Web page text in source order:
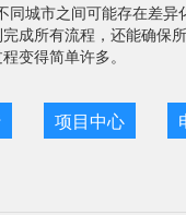
同城市之间可能存在差
成所有流程，还能确保
变得简单许多。
项目中心